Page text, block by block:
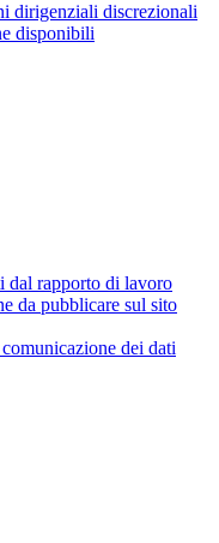
dirigenziali discrezionali
disponibili
dal rapporto di lavoro
da pubblicare sul sito
dei dati